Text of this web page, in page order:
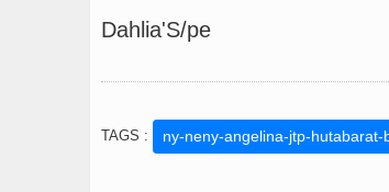
Dahlia'S/pe
TAGS : ny-neny-angelina-jtp-